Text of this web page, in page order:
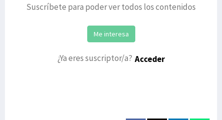
Suscríbete para poder ver todos los contenidos
Me interesa
¿Ya eres suscriptor/a? Acceder